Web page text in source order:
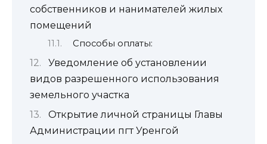
собственников и нанимателей жилых
помещений
Способы оплаты:
Уведомление об установлении
видов разрешенного использования
земельного участка
Открытие личной страницы Главы
Администрации пгт Уренгой